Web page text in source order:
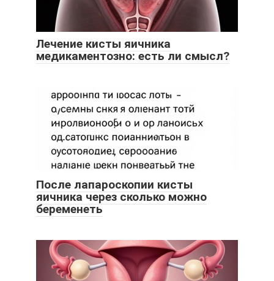
Лечение кисты яичника
медикаментозно: есть ли смысл?
После лапароскопии кисты
яичника через сколько можно
беременеть